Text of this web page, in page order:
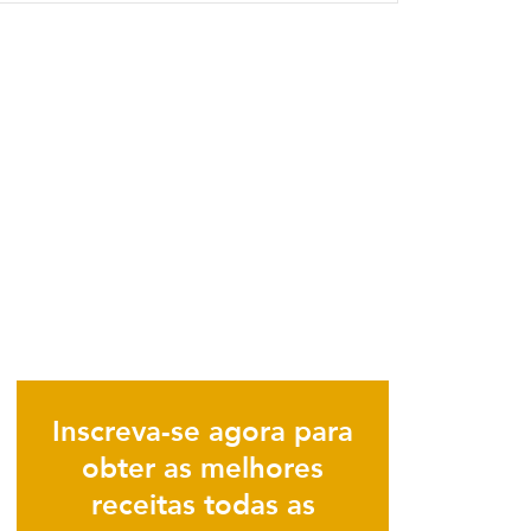
Inscreva-se agora para
obter as melhores
receitas todas as